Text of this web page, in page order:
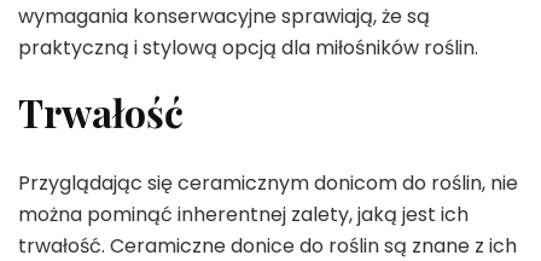
wymagania konserwacyjne sprawiają, że są
praktyczną i stylową opcją dla miłośników roślin.
Trwałość
Przyglądając się ceramicznym donicom do roślin, nie
można pominąć inherentnej zalety, jaką jest ich
trwałość. Ceramiczne donice do roślin są znane z ich